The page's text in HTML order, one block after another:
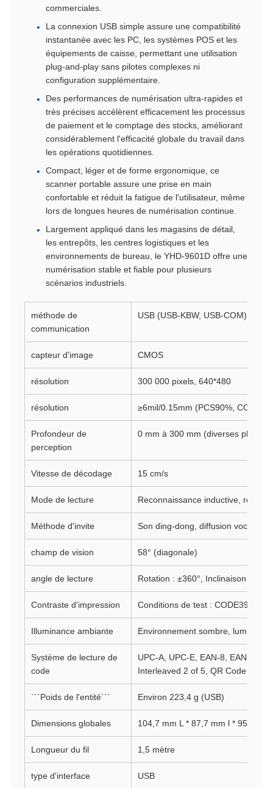
commerciales.
La connexion USB simple assure une compatibilité
instantanée avec les PC, les systèmes POS et les
équipements de caisse, permettant une utilisation
plug-and-play sans pilotes complexes ni
configuration supplémentaire.
Des performances de numérisation ultra-rapides et
très précises accélèrent efficacement les processus
de paiement et le comptage des stocks, améliorant
considérablement l'efficacité globale du travail dans
les opérations quotidiennes.
Compact, léger et de forme ergonomique, ce
scanner portable assure une prise en main
confortable et réduit la fatigue de l'utilisateur, même
lors de longues heures de numérisation continue.
Largement appliqué dans les magasins de détail,
les entrepôts, les centres logistiques et les
environnements de bureau, le YHD-9601D offre une
numérisation stable et fiable pour plusieurs
scénarios industriels.
méthode de
communication
USB (USB-KBW, USB-COM),
capteur d'image CMOS
résolution 300 000 pixels, 640*480
résolution ≥6mil/0.15mm (PCS90%, CODE
Profondeur de
perception
0 mm à 300 mm (diverses plages
Vitesse de décodage 15 cm/s
Mode de lecture Reconnaissance inductive,
Méthode d'invite Son ding-dong, diffusion vocale
champ de vision 58° (diagonale)
angle de lecture Rotation : ±360°, Inclinaison :
Contraste d'impression Conditions de test : CODE39,
Illuminance ambiante Environnement sombre, lumière
Système de lecture de
code
UPC-A, UPC-E, EAN-8, EAN-13,
Interleaved 2 of 5, QR Code
```Poids de l'entité``` Environ 223,4 g (USB)
Dimensions globales 104,7 mm L * 87,7 mm l * 95,2
Longueur du fil 1,5 mètre
type d'interface USB